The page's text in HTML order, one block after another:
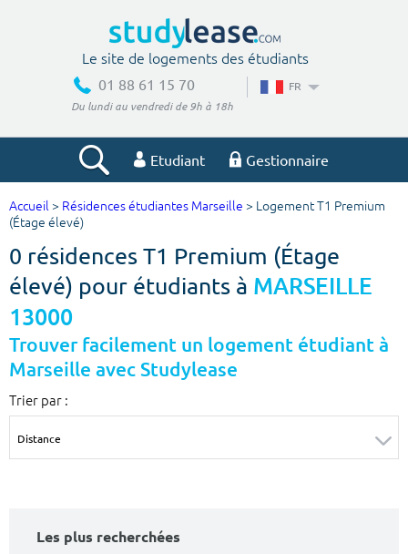
Le site de logements des étudiants
01 88 61 15 70
Du lundi au vendredi de 9h à 18h
FR
Etudiant Gestionnaire
Votre recherche
Ville, école
Budget min
€
Budget max
m² m²
Accueil > Résidences étudiantes Marseille > Logement T1 Premium
(Étage élevé)
0 résidences T1 Premium (Étage
élevé) pour étudiants à MARSEILLE
13000
Trouver facilement un logement étudiant à
Marseille avec Studylease
Trier par :
Les plus recherchées